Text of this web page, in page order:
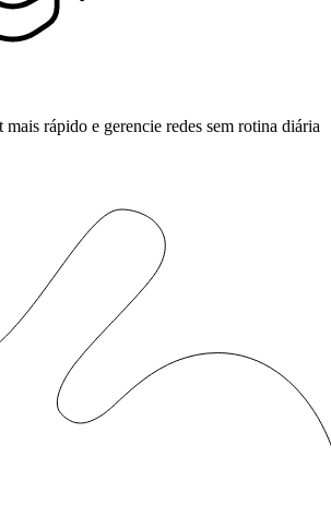
rápido e gerencie redes sem rotina diária